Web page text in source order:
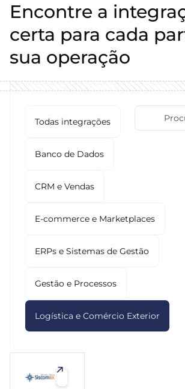
Encontre a
certa para cada
sua operação
Todas integrações
Banco de Dados
CRM e Vendas
E-commerce e Marketplaces
ERPs e Sistemas de Gestão
Gestão e Processos
Logística e Comércio Exterior